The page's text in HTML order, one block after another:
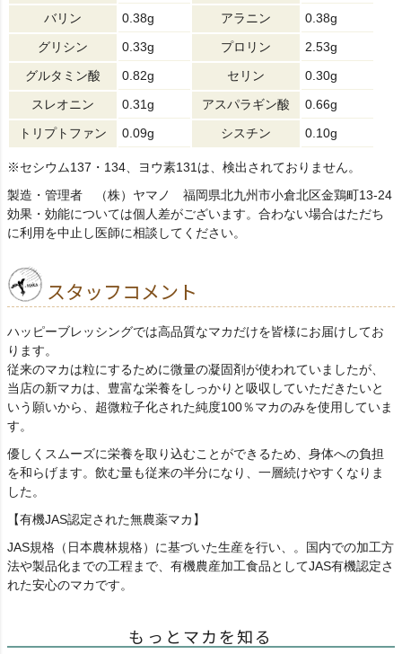
バリン
0.38g アラニン
0.38g
グリシン
0.33g プロリン
2.53g
グルタミン酸
0.82g セリン
0.30g
スレオニン
0.31g アスパラギン酸
0.66g
トリプトファン
0.09g シスチン 0.10g
※セシウム137・134、ヨウ素131は、検出されておりません。
製造・管理者 （株）ヤマノ 福岡県北九州市小倉北区金鶏町13-24
効果・効能については個人差がございます。合わない場合はただち
に利用を中止し医師に相談してください。
スタッフコメント
ハッピーブレッシングでは高品質なマカだけを皆様にお届けしてお
ります。
従来のマカは粒にするために微量の凝固剤が使われていましたが、
当店の新マカは、豊富な栄養をしっかりと吸収していただきたいと
いう願いから、超微粒子化された純度100％マカのみを使用していま
す。
優しくスムーズに栄養を取り込むことができるため、身体への負担
を和らげます。飲む量も従来の半分になり、一層続けやすくなりま
した。
【有機JAS認定された無農薬マカ】
JAS規格（日本農林規格）に基づいた生産を行い、。国内での加工方
法や製品化までの工程まで、有機農産加工食品としてJAS有機認定さ
れた安心のマカです。
もっとマカを知る